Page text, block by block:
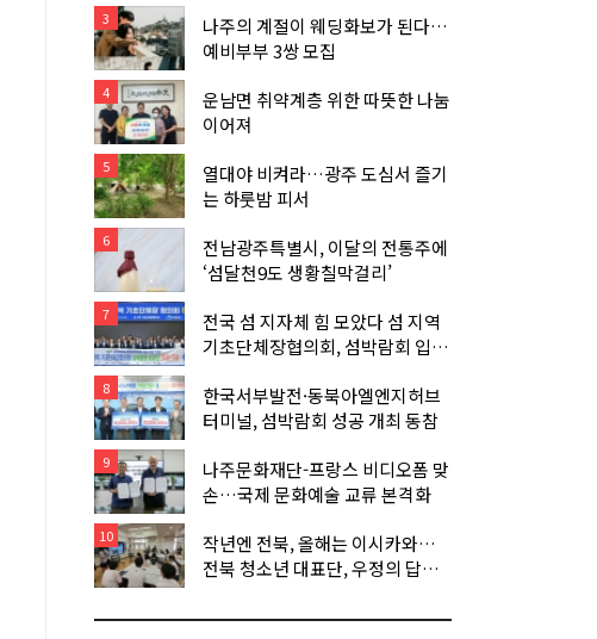
3
나주의 계절이 웨딩화보가 된다…
예비부부 3쌍 모집
4
운남면 취약계층 위한 따뜻한 나눔
이어져
5
열대야 비켜라…광주 도심서 즐기
는 하룻밤 피서
6
전남광주특별시, 이달의 전통주에
‘섬달천9도 생황칠막걸리’
7
전국 섬 지자체 힘 모았다 섬 지역
기초단체장협의회, 섬박람회 입장
8
한국서부발전·동북아엘엔지허브
터미널, 섬박람회 성공 개최 동참
9
나주문화재단-프랑스 비디오폼 맞
손…국제 문화예술 교류 본격화
10
작년엔 전북, 올해는 이시카와…
전북 청소년 대표단, 우정의 답방